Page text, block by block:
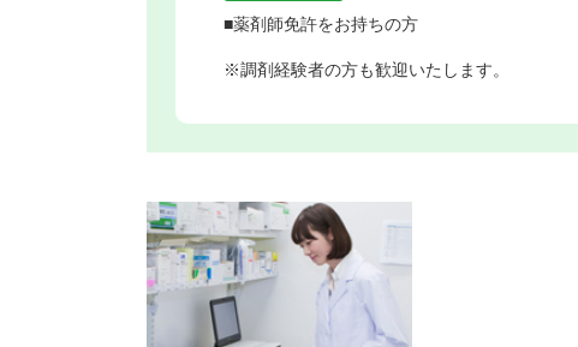
■薬剤師免許をお持ちの方
※調剤経験者の方も歓迎いたします。